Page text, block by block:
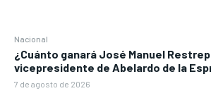
Nacional
¿Cuánto ganará José Manuel
vicepresidente de Abelardo de la
7 de agosto de 2026